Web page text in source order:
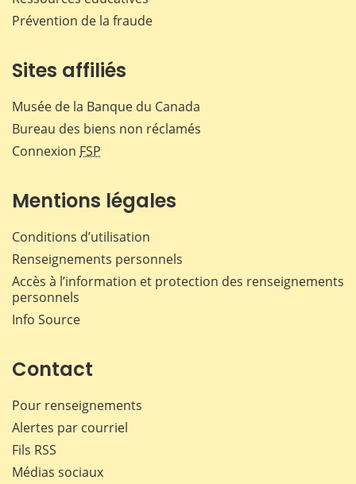
Prévention de la fraude
Sites affiliés
Musée de la Banque du Canada
Bureau des biens non réclamés
Connexion FSP
Mentions légales
Conditions d’utilisation
Renseignements personnels
Accès à l’information et protection des renseignements
personnels
Info Source
Contact
Pour renseignements
Alertes par courriel
Fils RSS
Médias sociaux